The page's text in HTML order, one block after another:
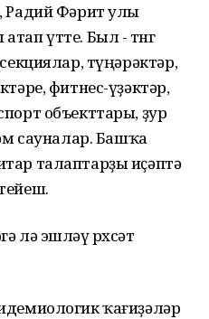
Радий Фәрит улы
үтте. Был - төнгө
түңәрәктәр,
фитнес-үҙәктәр,
объекттары, ҙур
сауналар. Башҡа
талаптарҙы иҫәптә
лә эшләү рөхсәт
ҡағиҙәләр